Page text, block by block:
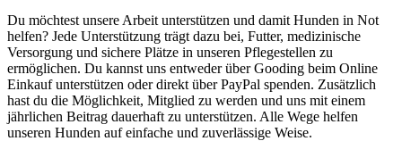
Du möchtest unsere Arbeit unterstützen und damit Hunden in Not
helfen? Jede Unterstützung trägt dazu bei, Futter, medizinische
Versorgung und sichere Plätze in unseren Pflegestellen zu
ermöglichen. Du kannst uns entweder über Gooding beim Online
Einkauf unterstützen oder direkt über PayPal spenden. Zusätzlich
hast du die Möglichkeit, Mitglied zu werden und uns mit einem
jährlichen Beitrag dauerhaft zu unterstützen. Alle Wege helfen
unseren Hunden auf einfache und zuverlässige Weise.